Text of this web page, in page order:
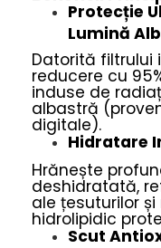
Protecție
Lumină
Datorită filtrului
reducere cu
induse de
albastră
digitale).
Hidratare
Hrănește
deshidratată,
ale țesuturilor
hidrolipidic
Scut